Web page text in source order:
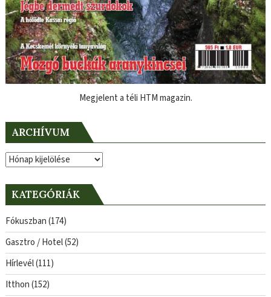
Megjelent a téli HTM magazin.
ARCHÍVUM
Archívum
KATEGÓRIÁK
Fókuszban(174)
Gasztro / Hotel(52)
Hírlevél(111)
Itthon(152)